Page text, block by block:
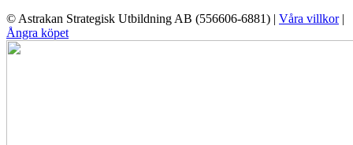
© Astrakan Strategisk Utbildning AB (556606-6881) | Våra villkor|
Ångra köpet